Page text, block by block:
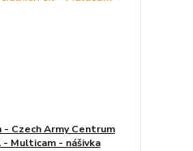
Czech Army Centrum
Multicam - nášivka